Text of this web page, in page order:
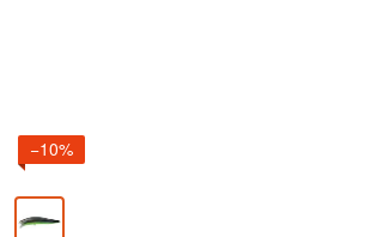
−10%